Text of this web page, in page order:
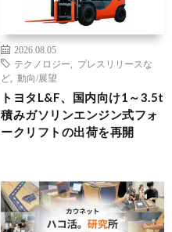
2026.08.05
テクノロジー
プレスリリースな
ど
動向/展望
トヨタL&F、国内向け1～3.5t
積みガソリンエンジン式フォ
ークリフトの出荷を再開